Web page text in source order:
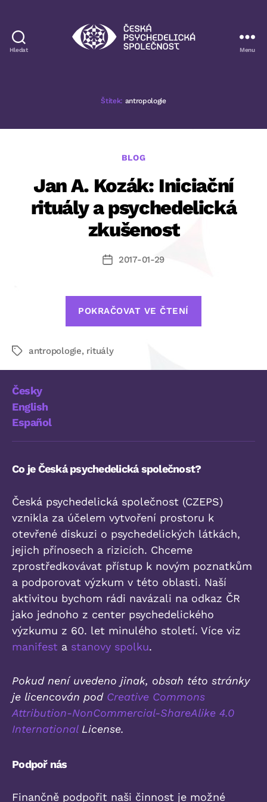
Hledat Menu
Štítek: antropologie
Rubriky
BLOG
Jan A. Kozák: Iniciační
rituály a psychedelická
zkušenost
Datum
2017-01-29
POKRAČOVAT VE ČTENÍ
rituály
Štítkyantropologie, rituály
Česky
English
Español
Co je Česká psychedelická společnost?
Česká psychedelická společnost (CZEPS)
vznikla za účelem vytvoření prostoru k
otevřené diskuzi o psychedelických látkách,
jejich přínosech a rizicích. Chceme
zprostředkovávat přístup k novým poznatkům
a podporovat výzkum v této oblasti. Naší
aktivitou bychom rádi navázali na odkaz ČR
jako jednoho z center psychedelického
výzkumu z 60. let minulého století. Více viz
manifest a stanovy spolku.
Pokud není uvedeno jinak, obsah této stránky
je licencován pod Creative Commons
Attribution-NonCommercial-ShareAlike 4.0
InternationalLicense.
Podpoř nás
Finančně podpořit naši činnost je možné